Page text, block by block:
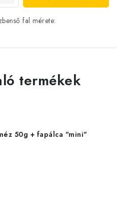
fal mérete:
termékek
50g + fapálca "mini"